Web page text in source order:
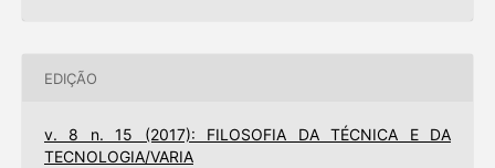
EDIÇÃO
v. 8 n. 15 (2017): FILOSOFIA DA TÉCNICA E DA
TECNOLOGIA/VARIA